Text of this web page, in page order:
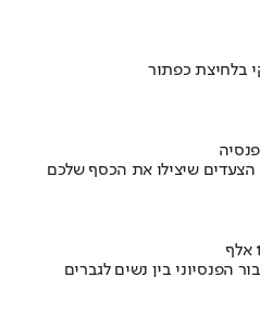
בלחיצת כפתור
שיצילו את הכסף שלכם
הפנסיוני בין נשים לגברים